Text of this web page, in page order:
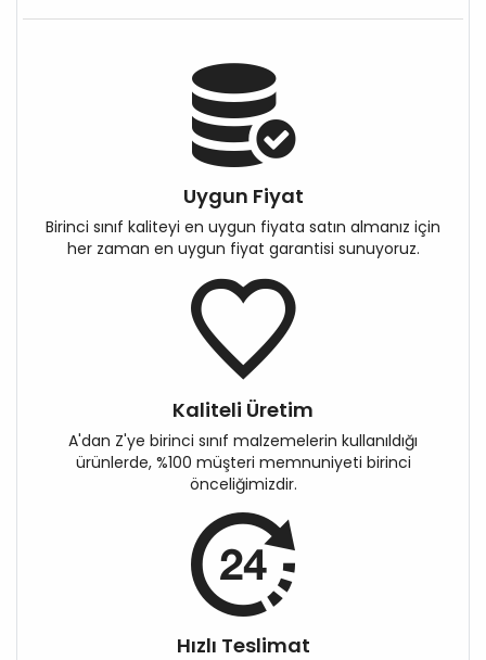
Uygun Fiyat
Birinci sınıf kaliteyi en uygun fiyata satın almanız için
her zaman en uygun fiyat garantisi sunuyoruz.
Kaliteli Üretim
A'dan Z'ye birinci sınıf malzemelerin kullanıldığı
ürünlerde, %100 müşteri memnuniyeti birinci
önceliğimizdir.
Hızlı Teslimat